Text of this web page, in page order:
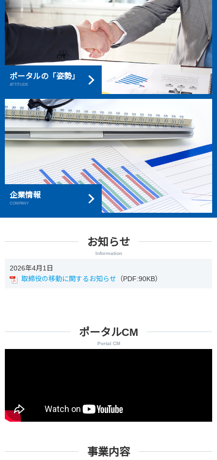
ポータルの「姿勢」
ATTITUDE
企業情報
COMPANY
お知らせ
Information
2026年4月1日
取締役の移動に関するお知らせ （PDF:90KB）
ポータルCM
Portal CM
事業内容